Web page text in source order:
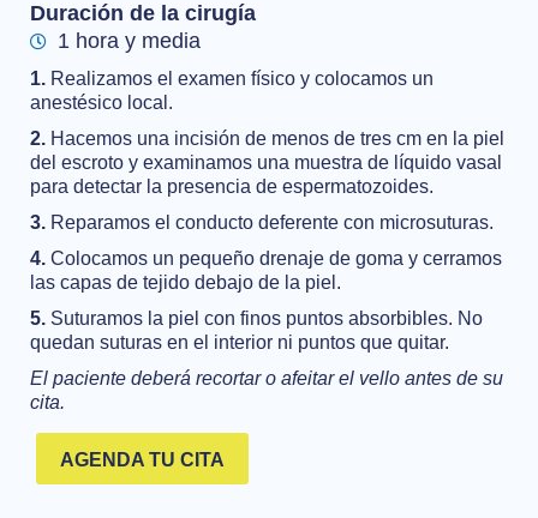
Duración de la cirugía
1 hora y media
1. Realizamos el examen físico y colocamos un
anestésico local.
2. Hacemos una incisión de menos de tres cm en la piel
del escroto y examinamos una muestra de líquido vasal
para detectar la presencia de espermatozoides.
3. Reparamos el conducto deferente con microsuturas.
4. Colocamos un pequeño drenaje de goma y cerramos
las capas de tejido debajo de la piel.
5. Suturamos la piel con finos puntos absorbibles. No
quedan suturas en el interior ni puntos que quitar.
El paciente deberá recortar o afeitar el vello antes de su
cita.
AGENDA TU CITA